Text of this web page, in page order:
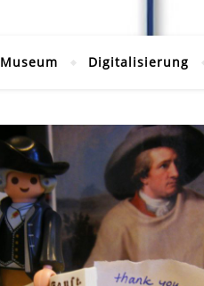
Museum Digitalisierung